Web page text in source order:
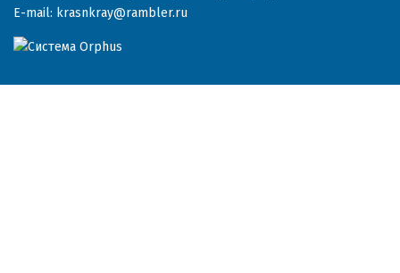
E-mail: krasnkray@rambler.ru